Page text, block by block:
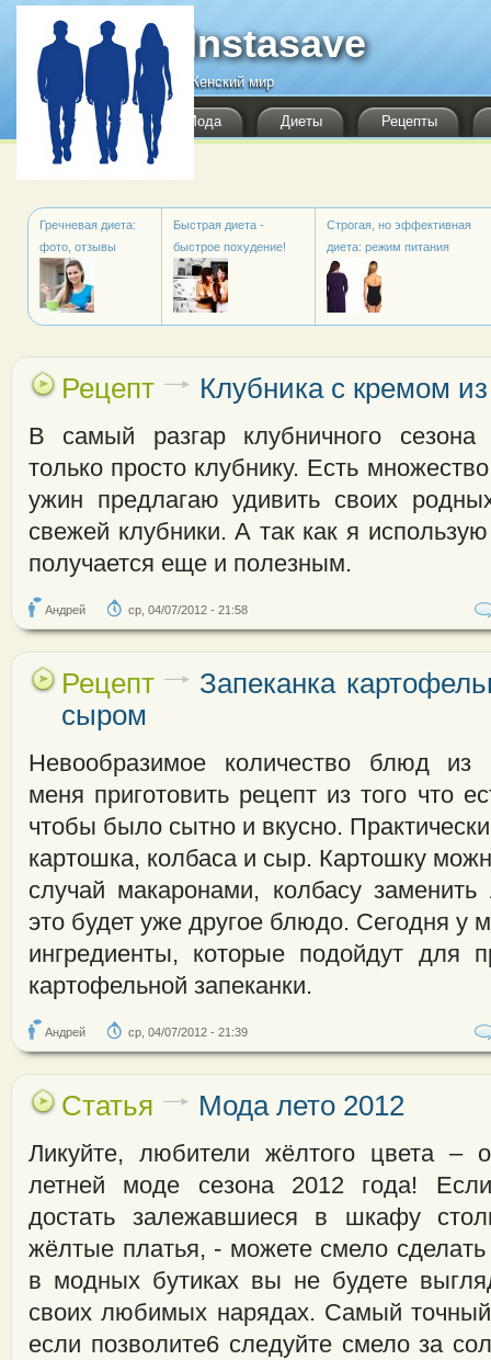
Перейти к основному содержанию
Мода Диеты Рецепты
Instasave
Женский мир
Гречневая диета:
фото, отзывы
Быстрая диета -
быстрое похудение!
Строгая, но эффективная
диета: режим питания
Рецепт Клубника с кремом
В самый разгар клубничного сезона
только просто клубнику. Есть
ужин предлагаю удивить своих
свежей клубники. А так как я
получается еще и полезным.
Андрей ср, 04/07/2012 - 21:58
Рецепт
Запеканка
сыром
Невообразимое количество блюд из
меня приготовить рецепт из того что
чтобы было сытно и вкусно.
картошка, колбаса и сыр. Картошку
случай макаронами, колбасу
это будет уже другое блюдо. Сегодня у
ингредиенты, которые подойдут для
картофельной запеканки.
Андрей ср, 04/07/2012 - 21:39
Статья Мода лето 2012
Ликуйте, любители жёлтого цвета –
летней моде сезона 2012 года!
достать залежавшиеся в шкафу
жёлтые платья, - можете смело
в модных бутиках вы не будете
своих любимых нарядах. Самый точный
если позволите6 следуйте смело за